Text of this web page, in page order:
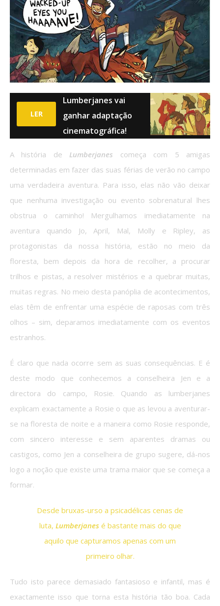
LER
Lumberjanes vai
ganhar adaptação
cinematográfica!
A história de Lumberjanes começa com 5 amigas
determinadas em fazer das suas férias de verão no campo
uma verdadeira aventura. Para isso, elas não vão deixar
que nenhuma investigação ou evento sobrenatural lhes
obstrua o caminho! Mergulhamos imediatamente na
aventura quando Jo, April, Mal, Molly e Ripley, as
protagonistas da nossa história, estão no meio da
floresta, bem depois da hora de recolher, a procurar
trilhos e pistas, a resolver mistérios e a quebrar muitas,
muitas regras. No meio desta panóplia de acontecimentos,
elas têm de enfrentar uma espécie de raposas com três
olhos – sim, deparamos imediatamente com os eventos
estranhos.
É claro que nada ocorre sem as suas consequências. E é
deste modo que conhecemos a conselheira Jen e a
directora do campo, Rosie. Quando as lumberjanes
explicam exactamente a Rosie o que as levou a aventurar-
se na floresta de noite e a maneira como Rosie responde,
com sincero interesse e sem aparentes dramas ou
castigos, como Jen a conselheira de grupo sugere, dá-nos
logo a noção que existe uma trama maior que se começa a
formar.
Desde bruxas-urso a psicadélicas cenas de
luta, Lumberjanesé bastante mais do que
aquilo que capturamos apenas com um
primeiro olhar.
Tudo isto parece demasiado fantasioso e infantil, mas é
exactamente isso que torna esta história tão boa. Cada